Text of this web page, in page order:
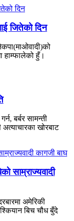
जितेको दिन
हाम्फालेको हुँ।
बर्बर सामन्ती
खोरबाट
साम्राज्यवादी
अमेरिकी
बिच चौध बुँदे